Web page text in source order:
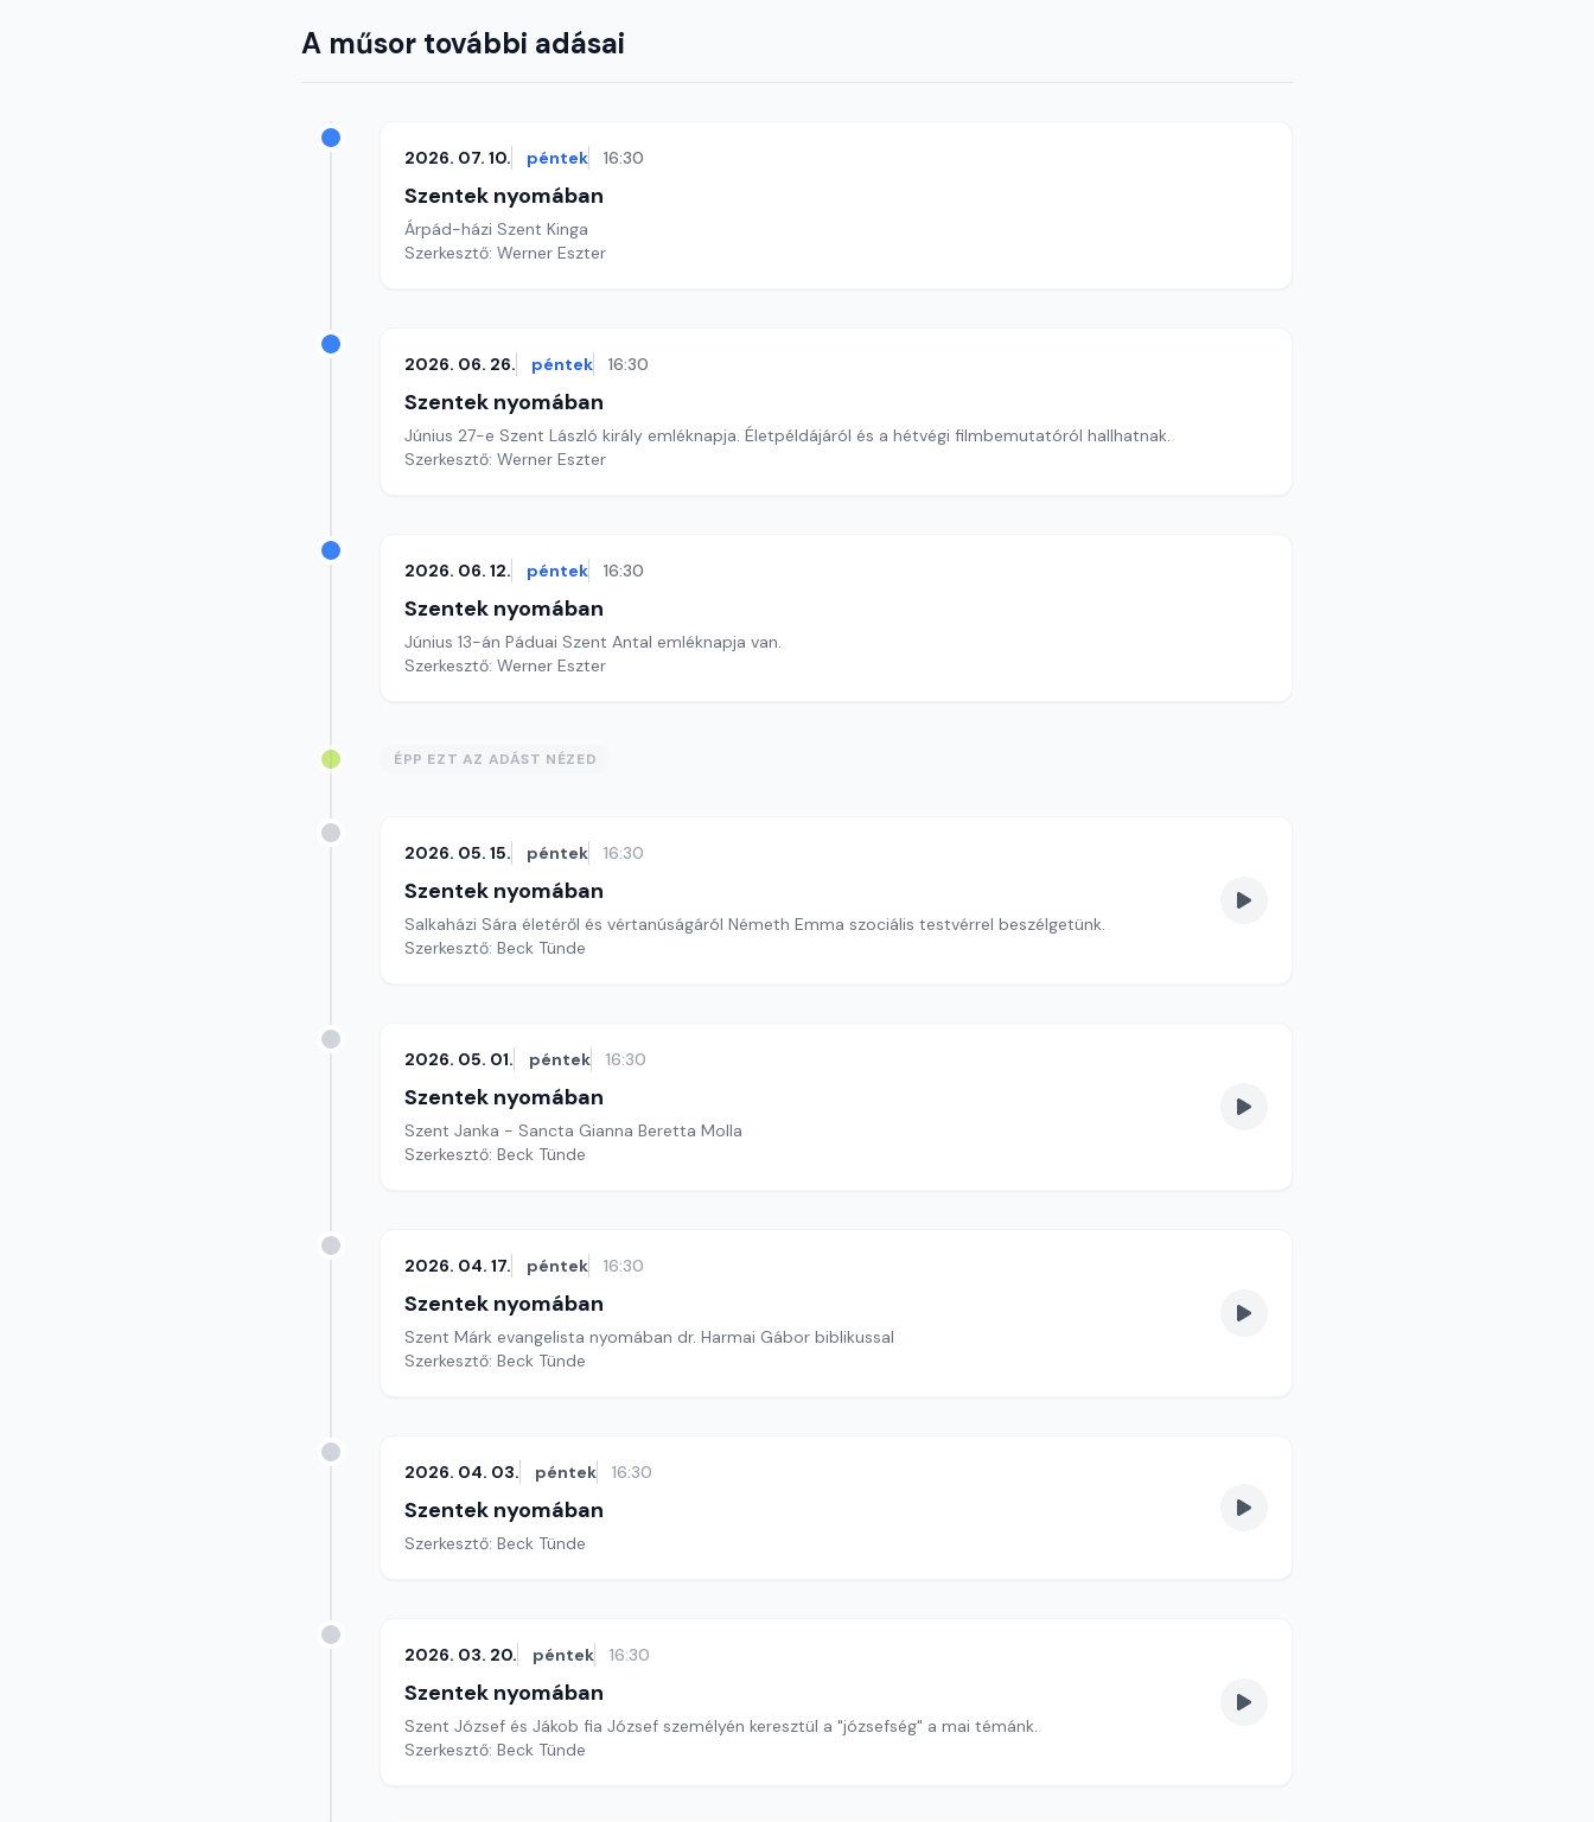
A műsor további adásai
2026. 07. 10. péntek 16:30
Szentek nyomában
Árpád-házi Szent Kinga
Szerkesztő: Werner Eszter
2026. 06. 26. péntek 16:30
Szentek nyomában
Június 27-e Szent László király emléknapja. Életpéldájáról és a hétvégi filmbemutatóról hallhatnak.
Szerkesztő: Werner Eszter
2026. 06. 12. péntek 16:30
Szentek nyomában
Június 13-án Páduai Szent Antal emléknapja van.
Szerkesztő: Werner Eszter
ÉPP EZT AZ ADÁST NÉZED
2026. 05. 15. péntek 16:30
Szentek nyomában
Salkaházi Sára életéről és vértanúságáról Németh Emma szociális testvérrel beszélgetünk.
Szerkesztő: Beck Tünde
2026. 05. 01. péntek 16:30
Szentek nyomában
Szent Janka - Sancta Gianna Beretta Molla
Szerkesztő: Beck Tünde
2026. 04. 17. péntek 16:30
Szentek nyomában
Szent Márk evangelista nyomában dr. Harmai Gábor biblikussal
Szerkesztő: Beck Tünde
2026. 04. 03. péntek 16:30
Szentek nyomában
Szerkesztő: Beck Tünde
2026. 03. 20. péntek 16:30
Szentek nyomában
Szent József és Jákob fia József személyén keresztül a "józsefség" a mai témánk.
Szerkesztő: Beck Tünde